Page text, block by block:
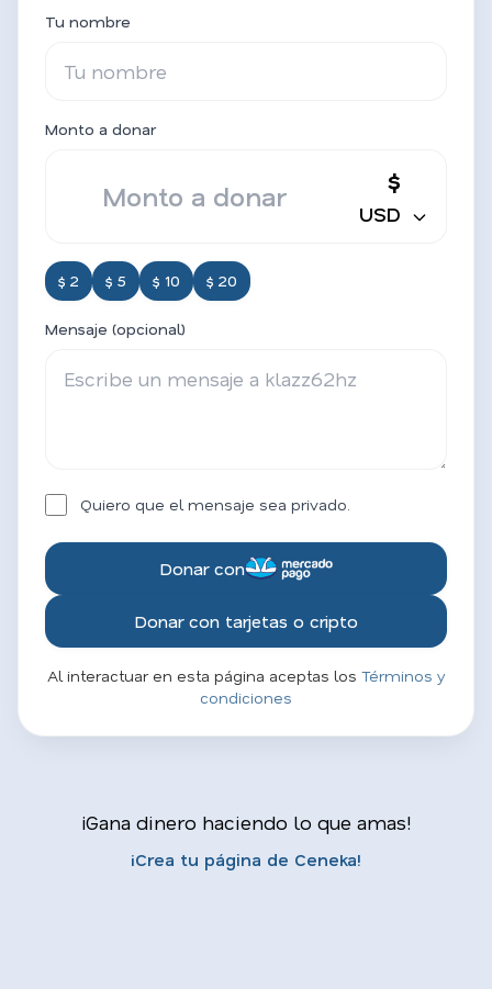
Tu nombre
Monto a donar
$
USD
$ 2 $ 5 $ 10 $ 20
Mensaje (opcional)
Quiero que el mensaje sea privado.
Donar con
Donar con tarjetas o cripto
Al interactuar en esta página aceptas los Términos y
condiciones
¡Gana dinero haciendo lo que amas!
¡Crea tu página de Ceneka!